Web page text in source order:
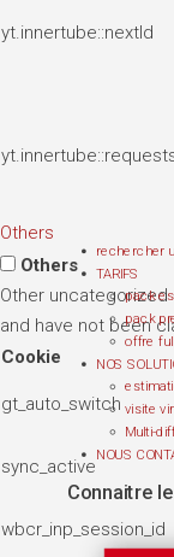
yt.innertube::nextId
Others
Others
Other
and have not been
Cookie
gt_auto_switch
sync_active
wbcr_inp_session_id
rechercher
TARIFS
pack
pack
offre full
NOS
visite
Multi-
NOUS
Connaitre